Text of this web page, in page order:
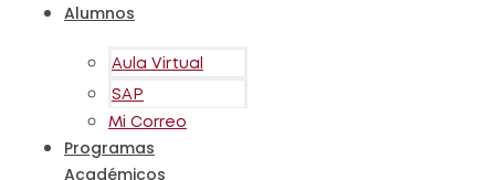
Alumnos
Aula Virtual
SAP
Mi Correo
Programas
Académicos